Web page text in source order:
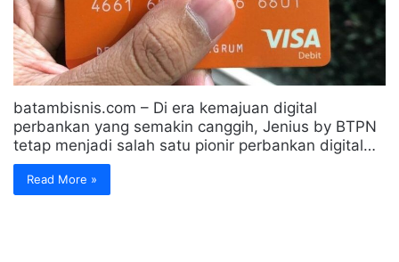
batambisnis.com – Di era kemajuan digital
perbankan yang semakin canggih, Jenius by BTPN
tetap menjadi salah satu pionir perbankan digital…
Read More »